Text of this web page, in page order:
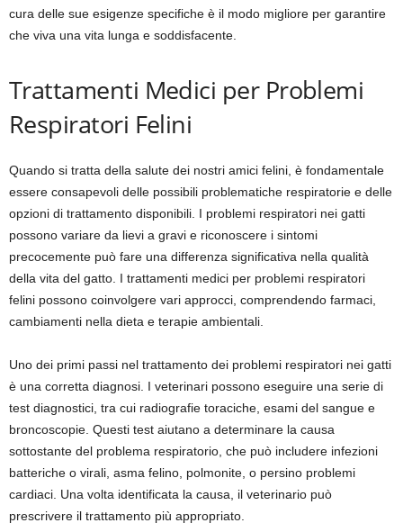
cura delle sue esigenze specifiche è il modo migliore per garantire
che viva una vita lunga e soddisfacente.
Trattamenti Medici per Problemi
Respiratori Felini
Quando si tratta della salute dei nostri amici felini, è fondamentale
essere consapevoli delle possibili problematiche respiratorie e delle
opzioni di trattamento disponibili. I problemi respiratori nei gatti
possono variare da lievi a gravi e riconoscere i sintomi
precocemente può fare una differenza significativa nella qualità
della vita del gatto. I trattamenti medici per problemi respiratori
felini possono coinvolgere vari approcci, comprendendo farmaci,
cambiamenti nella dieta e terapie ambientali.
Uno dei primi passi nel trattamento dei problemi respiratori nei gatti
è una corretta diagnosi. I veterinari possono eseguire una serie di
test diagnostici, tra cui radiografie toraciche, esami del sangue e
broncoscopie. Questi test aiutano a determinare la causa
sottostante del problema respiratorio, che può includere infezioni
batteriche o virali, asma felino, polmonite, o persino problemi
cardiaci. Una volta identificata la causa, il veterinario può
prescrivere il trattamento più appropriato.